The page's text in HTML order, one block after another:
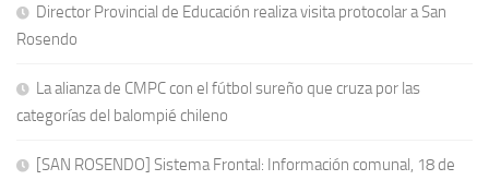
Director Provincial de Educación realiza visita protocolar a San
Rosendo
La alianza de CMPC con el fútbol sureño que cruza por las
categorías del balompié chileno
[SAN ROSENDO] Sistema Frontal: Información comunal, 18 de